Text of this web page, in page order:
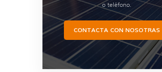
o teléfono.
CONTACTA CON NOSOTRAS